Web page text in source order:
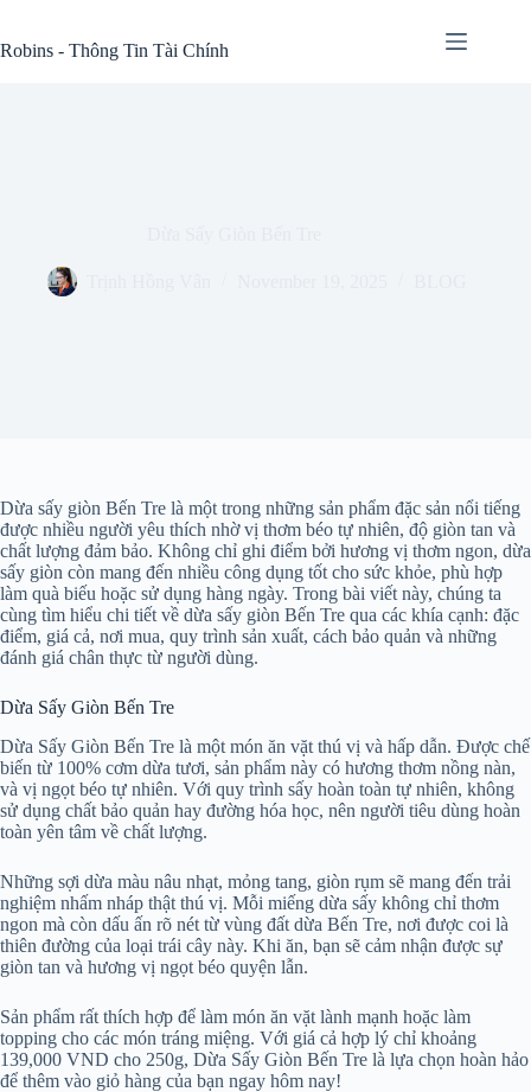
content
Robins - Thông Tin Tài Chính
Dừa sấy giòn Bến Tre là một trong những sản phẩm đặc sản nổi tiếng
được nhiều người yêu thích nhờ vị thơm béo tự nhiên, độ giòn tan và
chất lượng đảm bảo. Không chỉ ghi điểm bởi hương vị thơm ngon, dừa
sấy giòn còn mang đến nhiều công dụng tốt cho sức khỏe, phù hợp
làm quà biếu hoặc sử dụng hàng ngày. Trong bài viết này, chúng ta
cùng tìm hiểu chi tiết về dừa sấy giòn Bến Tre qua các khía cạnh: đặc
điểm, giá cả, nơi mua, quy trình sản xuất, cách bảo quản và những
đánh giá chân thực từ người dùng.
Dừa Sấy Giòn Bến Tre
Dừa Sấy Giòn Bến Tre là một món ăn vặt thú vị và hấp dẫn. Được chế
biến từ 100% cơm dừa tươi, sản phẩm này có hương thơm nồng nàn,
và vị ngọt béo tự nhiên. Với quy trình sấy hoàn toàn tự nhiên, không
sử dụng chất bảo quản hay đường hóa học, nên người tiêu dùng hoàn
toàn yên tâm về chất lượng.
Những sợi dừa màu nâu nhạt, mỏng tang, giòn rụm sẽ mang đến trải
nghiệm nhấm nháp thật thú vị. Mỗi miếng dừa sấy không chỉ thơm
ngon mà còn dấu ấn rõ nét từ vùng đất dừa Bến Tre, nơi được coi là
thiên đường của loại trái cây này. Khi ăn, bạn sẽ cảm nhận được sự
giòn tan và hương vị ngọt béo quyện lẫn.
Sản phẩm rất thích hợp để làm món ăn vặt lành mạnh hoặc làm
topping cho các món tráng miệng. Với giá cả hợp lý chỉ khoảng
139,000 VND cho 250g, Dừa Sấy Giòn Bến Tre là lựa chọn hoàn hảo
để thêm vào giỏ hàng của bạn ngay hôm nay!